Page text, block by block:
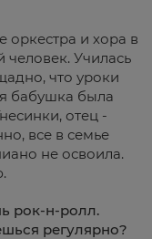
оркестра и хора в
Училась
что уроки
бабушка была
отец -
все в семье
не освоила.
рок-н-ролл.
регулярно?